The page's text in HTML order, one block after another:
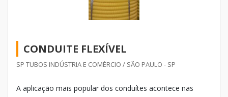
CONDUITE FLEXÍVEL
SP TUBOS INDÚSTRIA E COMÉRCIO / SÃO PAULO - SP
A aplicação mais popular dos conduítes acontece nas